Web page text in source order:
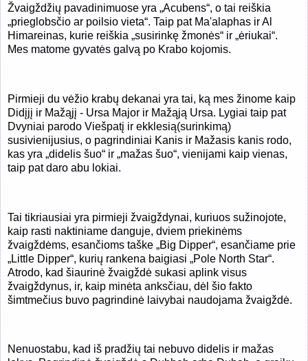
Žvaigždžių pavadinimuose yra „Acubens“, o tai reiškia
„prieglobsčio ar poilsio vieta“. Taip pat Ma'alaphas ir Al
Himareinas, kurie reiškia „susirinkę žmonės“ ir „ėriukai“.
Mes matome gyvatės galvą po Krabo kojomis.
Pirmieji du vėžio krabų dekanai yra tai, ką mes žinome kaip
Didįjį ir Mažąjį - Ursa Major ir Mažąją Ursa. Lygiai taip pat
Dvyniai parodo Viešpatį ir ekklesią(surinkimą)
susivienijusius, o pagrindiniai Kanis ir Mažasis kanis rodo,
kas yra „didelis šuo“ ir „mažas šuo“, vienijami kaip vienas,
taip pat daro abu lokiai.
Tai tikriausiai yra pirmieji žvaigždynai, kuriuos sužinojote,
kaip rasti naktiniame danguje, dviem priekinėms
žvaigždėms, esančioms taške „Big Dipper“, esančiame prie
„Little Dipper“, kurių rankena baigiasi „Pole North Star“.
Atrodo, kad šiaurinė žvaigždė sukasi aplink visus
žvaigždynus, ir, kaip minėta anksčiau, dėl šio fakto
šimtmečius buvo pagrindinė laivybai naudojama žvaigždė.
Nenuostabu, kad iš pradžių tai nebuvo didelis ir mažas